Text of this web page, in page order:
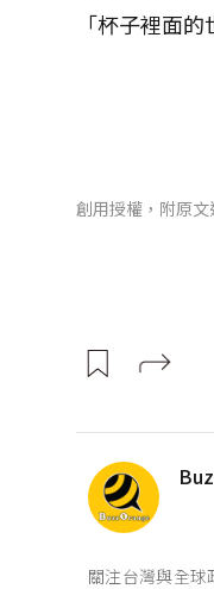
「杯子裡面
創用授權，附原
關注台灣與全